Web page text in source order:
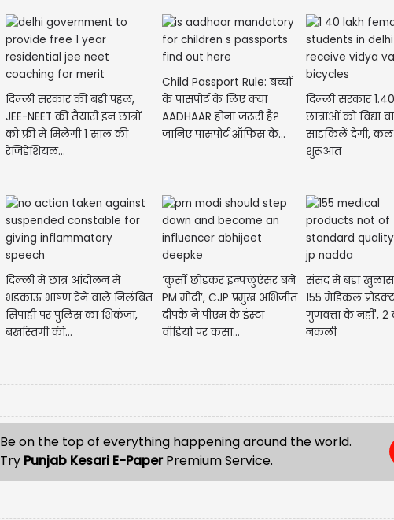
दिल्ली सरकार की बड़ी पहल,
JEE-NEET की तैयारी इन छात्रों
को फ्री में मिलेगी 1 साल की
रेजिडेंशियल...
Child Passport Rule: बच्चों
के पासपोर्ट के लिए क्या
AADHAAR होना जरूरी है?
जानिए पासपोर्ट ऑफिस के...
दिल्ली सरकार
छात्राओं को विद्या
साइकिलें देगी, कल
शुरूआत
दिल्ली में छात्र आंदोलन में
भड़काऊ भाषण देने वाले निलंबित
सिपाही पर पुलिस का शिकंजा,
बर्खास्तगी की...
‘कुर्सी छोड़कर इन्फ्लुएंसर बनें
PM मोदी’, CJP प्रमुख अभिजीत
दीपके ने पीएम के इंस्टा
वीडियो पर कसा...
संसद में बड़ा
155 मेडिकल
गुणवत्ता के नहीं', 2
नकली
Be on the top of everything happening around the world.
Try Punjab Kesari E-PaperPremium Service.